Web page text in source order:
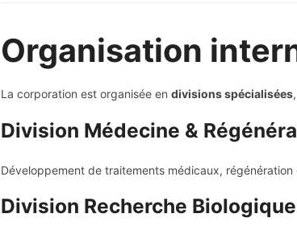
Organisation
La corporation est organisée en divisions spécialisées
Division Médecine &
Développement de traitements médicaux,
Division Recherche